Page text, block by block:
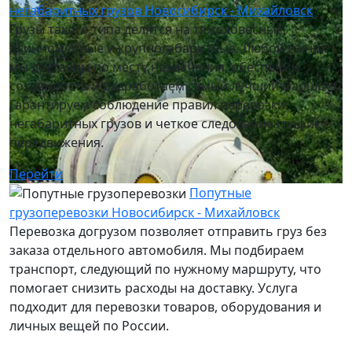
негабаритных грузов Новосибирск - Михайловск
Грузы такого типа делятся на тяжеловесные,
длинномерные и крупногабаритные. Любой из них
мы доставим по месту назначения, обеспечим
сохранность и разработаем самый лучший маршрут.
Гарантируем соблюдение правил перевозки
негабаритных грузов и четкое следование графику
передвижения.
Перейти
Попутные
грузоперевозки Новосибирск - Михайловск
Перевозка догрузом позволяет отправить груз без
заказа отдельного автомобиля. Мы подбираем
транспорт, следующий по нужному маршруту, что
помогает снизить расходы на доставку. Услуга
подходит для перевозки товаров, оборудования и
личных вещей по России.